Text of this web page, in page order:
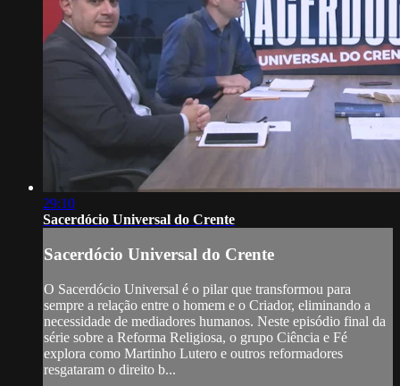
29:10
Sacerdócio Universal do Crente
Sacerdócio Universal do Crente
O Sacerdócio Universal é o pilar que transformou para
sempre a relação entre o homem e o Criador, eliminando a
necessidade de mediadores humanos. Neste episódio final da
série sobre a Reforma Religiosa, o grupo Ciência e Fé
explora como Martinho Lutero e outros reformadores
resgataram o direito b...